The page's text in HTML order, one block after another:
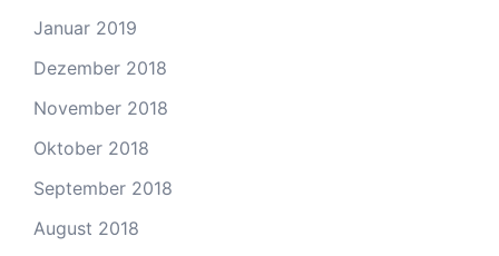
Januar 2019
Dezember 2018
November 2018
Oktober 2018
September 2018
August 2018